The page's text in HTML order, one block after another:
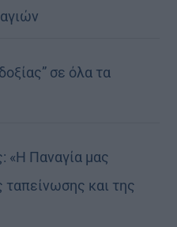
σε όλα τα
«Η Παναγία μας
ταπείνωσης και της